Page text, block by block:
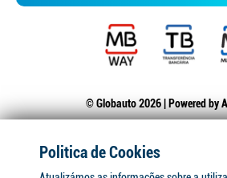
© Globauto 2026 | Powered by
Politica de Cookies